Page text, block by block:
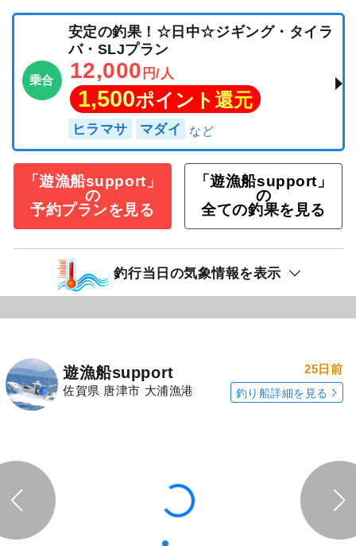
乗合
安定の釣果！☆日中☆ジギング・タイラ
バ・SLJプラン
12,000 円/人
1,500ポイント還元
ヒラマサ マダイ
「遊漁船support」
の
予約プランを見る
「遊漁船support」
の
全ての釣果を見る
釣行当日の気象情報を表示
遊漁船support
佐賀県 唐津市 大浦漁港
25日前
釣り船詳細を見る